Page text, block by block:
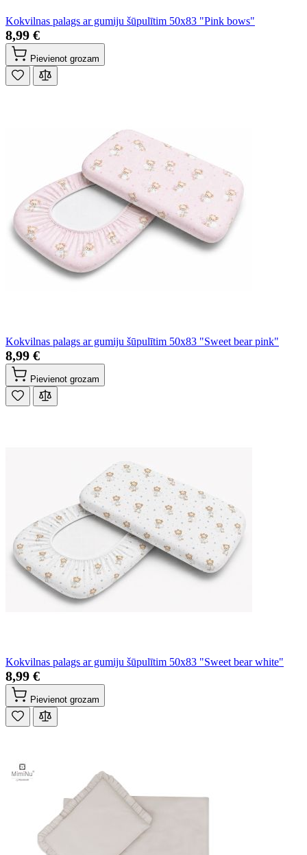
Kokvilnas palags ar gumiju šūpulītim 50x83 "Pink bows"
8,99 €
Pievienot grozam
Kokvilnas palags ar gumiju šūpulītim 50x83 "Sweet bear pink"
8,99 €
Pievienot grozam
Kokvilnas palags ar gumiju šūpulītim 50x83 "Sweet bear white"
8,99 €
Pievienot grozam